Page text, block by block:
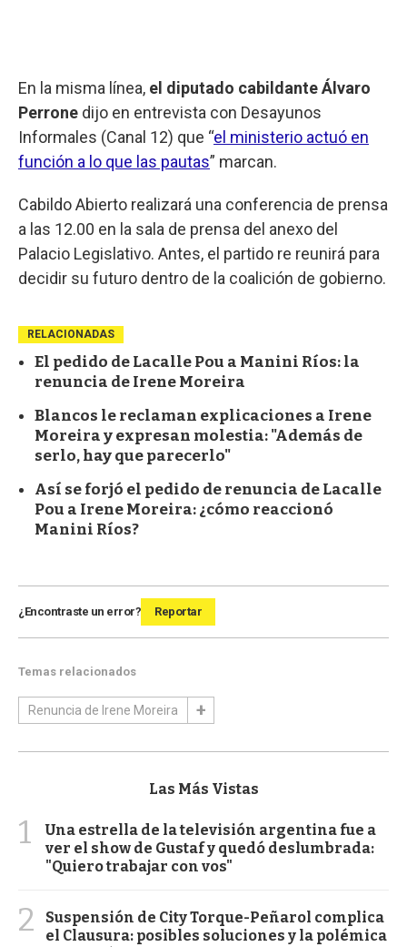
En la misma línea, el diputado cabildante Álvaro
Perrone dijo en entrevista con Desayunos
Informales (Canal 12) que “el ministerio actuó en
función a lo que las pautas” marcan.
Cabildo Abierto realizará una conferencia de prensa
a las 12.00 en la sala de prensa del anexo del
Palacio Legislativo. Antes, el partido re reunirá para
decidir su futuro dentro de la coalición de gobierno.
RELACIONADAS
El pedido de Lacalle Pou a Manini Ríos: la
renuncia de Irene Moreira
Blancos le reclaman explicaciones a Irene
Moreira y expresan molestia: "Además de
serlo, hay que parecerlo"
Así se forjó el pedido de renuncia de Lacalle
Pou a Irene Moreira: ¿cómo reaccionó
Manini Ríos?
¿Encontraste un error? Reportar
Temas relacionados
Renuncia de Irene Moreira
Las Más Vistas
1
Una estrella de la televisión argentina fue a
ver el show de Gustaf y quedó deslumbrada:
"Quiero trabajar con vos"
2
Suspensión de City Torque-Peñarol complica
el Clausura: posibles soluciones y la polémica